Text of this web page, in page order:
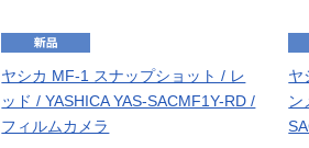
ヤシカ MF-1 スナップショット / レ
ッド / YASHICA YAS-SACMF1Y-RD /
フィルムカメラ
ヤ
ン